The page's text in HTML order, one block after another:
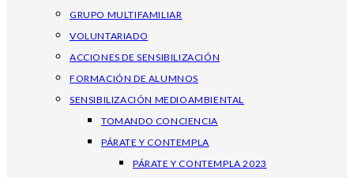
GRUPO MULTIFAMILIAR
VOLUNTARIADO
ACCIONES DE SENSIBILIZACIÓN
FORMACIÓN DE ALUMNOS
SENSIBILIZACIÓN MEDIOAMBIENTAL
TOMANDO CONCIENCIA
PÁRATE Y CONTEMPLA
PÁRATE Y CONTEMPLA 2023